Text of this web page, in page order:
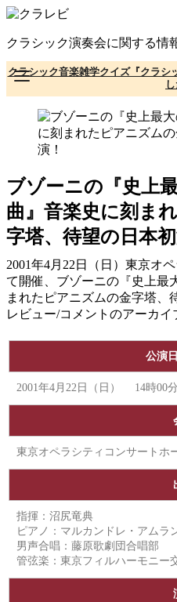
コ
テ
ン
ツ
へ
クラシック演奏会に関する情
クラシック音楽雑学クイズ『クラシ
ブゾーニの『史上
曲』音楽史に刻ま
字塔、待望の日本初
2001年4月22日（日）東京オ
て開催、ブゾーニの『史上最
まれたピアニズムの金字塔、
レビュー/コメントのアーカイ
公演
2001年4月22日（日） 14時00
東京オペラシティコンサートホ
指揮：沼尻竜典
ピアノ：マルカンドレ・アムラ
男声合唱：藤原歌劇団合唱部
管弦楽： 東京フィルハーモニー